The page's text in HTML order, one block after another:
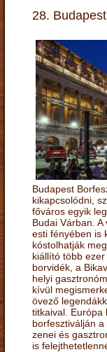
28.
Budapest
kikapcsolódni,
főváros egyik
Budai Várban.
esti fényében is
kóstolhatják
kiállító több
borvidék, a
helyi
kívül
övező
titkaival. Európa
borfesztiválján
zenei és
is